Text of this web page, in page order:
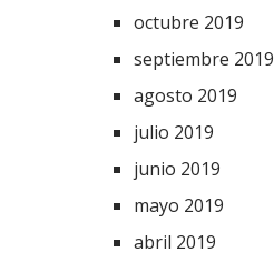
octubre 2019
septiembre 2019
agosto 2019
julio 2019
junio 2019
mayo 2019
abril 2019